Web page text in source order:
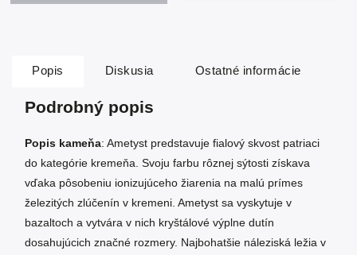
Popis Diskusia Ostatné informácie
Podrobný popis
Popis kameňa: Ametyst predstavuje fialový skvost patriaci
do kategórie kremeňa. Svoju farbu rôznej sýtosti získava
vďaka pôsobeniu ionizujúceho žiarenia na malú prímes
železitých zlúčenín v kremeni. Ametyst sa vyskytuje v
bazaltoch a vytvára v nich kryštálové výplne dutín
dosahujúcich značné rozmery. Najbohatšie náleziská ležia v